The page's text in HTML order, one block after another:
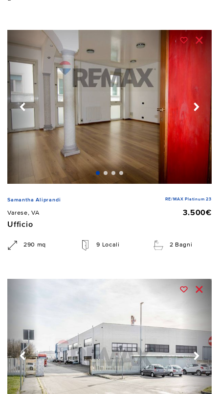
Samantha Aliprandi RE/MAX Platinum 23
Varese, VA
3.500€
Ufficio
290 mq 9 Locali 2 Bagni